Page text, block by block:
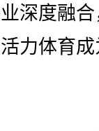
深度融
力体育